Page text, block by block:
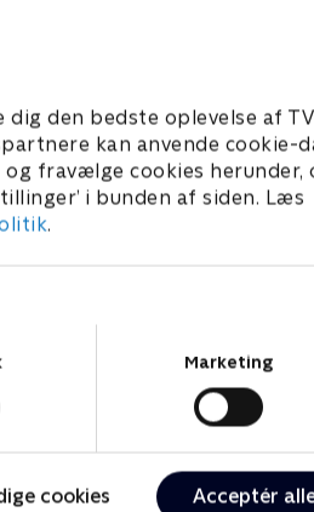
den bedste oplevelse af TV
kan anvende cookie-
fravælge cookies herunder,
i bunden af siden. Læs
.
Marketing
cookies Acceptér
fra 'Roy's
Kollegiet